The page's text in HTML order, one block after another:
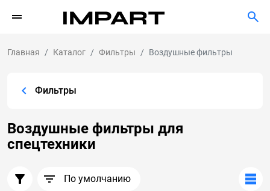
Главная Каталог Фильтры Воздушные фильтры
Фильтры
Воздушные фильтры для
спецтехники
По умолчанию